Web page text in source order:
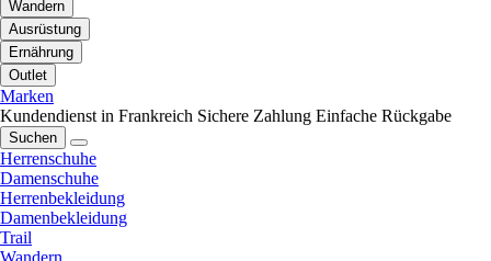
Wandern
Ausrüstung
Ernährung
Outlet
Marken
Kundendienst in Frankreich Sichere Zahlung Einfache Rückgabe
Suchen
Herrenschuhe
Damenschuhe
Herrenbekleidung
Damenbekleidung
Trail
Wandern